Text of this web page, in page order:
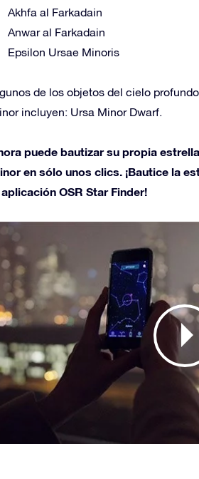
Akhfa al Farkadain
Anwar al Farkadain
Epsilon Ursae Minoris
de los objetos del cielo
incluyen: Ursa Minor Dwarf.
puede bautizar su propia
en sólo unos clics. ¡Bautice la
aplicación OSR Star Finder!